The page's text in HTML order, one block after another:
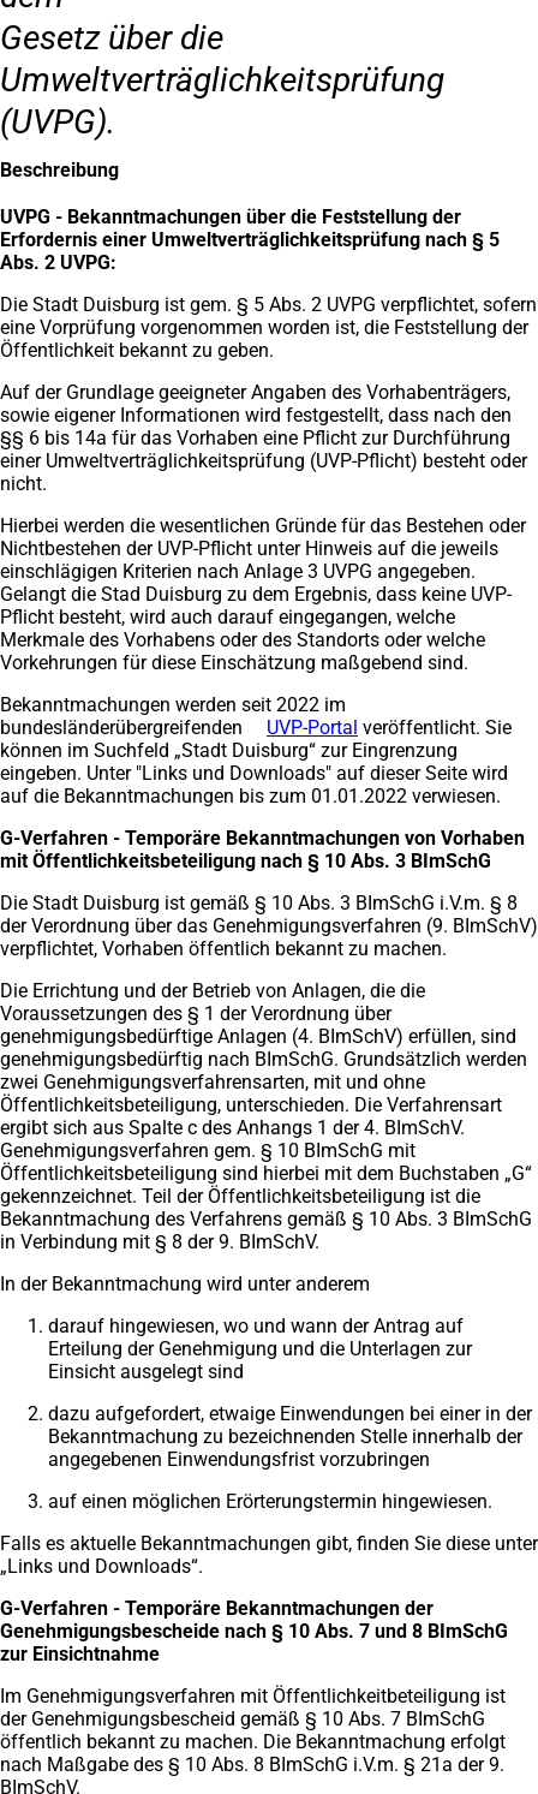
Gesetz über die
Umweltverträglichkeitsprüfung
(UVPG).
Beschreibung
UVPG - Bekanntmachungen über die Feststellung der
Erfordernis einer Umweltverträglichkeitsprüfung nach § 5
Abs. 2 UVPG:
Die Stadt Duisburg ist gem. § 5 Abs. 2 UVPG verpflichtet, sofern
eine Vorprüfung vorgenommen worden ist, die Feststellung der
Öffentlichkeit bekannt zu geben.
Auf der Grundlage geeigneter Angaben des Vorhabenträgers,
sowie eigener Informationen wird festgestellt, dass nach den
§§ 6 bis 14a für das Vorhaben eine Pflicht zur Durchführung
einer Umweltverträglichkeitsprüfung (UVP-Pflicht) besteht oder
nicht.
Hierbei werden die wesentlichen Gründe für das Bestehen oder
Nichtbestehen der UVP-Pflicht unter Hinweis auf die jeweils
einschlägigen Kriterien nach Anlage 3 UVPG angegeben.
Gelangt die Stad Duisburg zu dem Ergebnis, dass keine UVP-
Pflicht besteht, wird auch darauf eingegangen, welche
Merkmale des Vorhabens oder des Standorts oder welche
Vorkehrungen für diese Einschätzung maßgebend sind.
Bekanntmachungen werden seit 2022 im
bundesländerübergreifenden
UVP-Portal (Öffnet
in
einem
neuen
veröffentlicht. Sie
können im Suchfeld „Stadt Duisburg“ zur Eingrenzung
eingeben. Unter "Links und Downloads" auf dieser Seite wird
auf die Bekanntmachungen bis zum 01.01.2022 verwiesen.
G-Verfahren - Temporäre Bekanntmachungen von Vorhaben
mit Öffentlichkeitsbeteiligung nach § 10 Abs. 3 BImSchG
Die Stadt Duisburg ist gemäß § 10 Abs. 3 BImSchG i.V.m. § 8
der Verordnung über das Genehmigungsverfahren (9. BImSchV)
verpflichtet, Vorhaben öffentlich bekannt zu machen.
Die Errichtung und der Betrieb von Anlagen, die die
Voraussetzungen des § 1 der Verordnung über
genehmigungsbedürftige Anlagen (4. BImSchV) erfüllen, sind
genehmigungsbedürftig nach BImSchG. Grundsätzlich werden
zwei Genehmigungsverfahrensarten, mit und ohne
Öffentlichkeitsbeteiligung, unterschieden. Die Verfahrensart
ergibt sich aus Spalte c des Anhangs 1 der 4. BImSchV.
Genehmigungsverfahren gem. § 10 BImSchG mit
Öffentlichkeitsbeteiligung sind hierbei mit dem Buchstaben „G“
gekennzeichnet. Teil der Öffentlichkeitsbeteiligung ist die
Bekanntmachung des Verfahrens gemäß § 10 Abs. 3 BImSchG
in Verbindung mit § 8 der 9. BImSchV.
In der Bekanntmachung wird unter anderem
darauf hingewiesen, wo und wann der Antrag auf
Erteilung der Genehmigung und die Unterlagen zur
Einsicht ausgelegt sind
dazu aufgefordert, etwaige Einwendungen bei einer in der
Bekanntmachung zu bezeichnenden Stelle innerhalb der
angegebenen Einwendungsfrist vorzubringen
auf einen möglichen Erörterungstermin hingewiesen.
Falls es aktuelle Bekanntmachungen gibt, finden Sie diese unter
„Links und Downloads“.
G-Verfahren - Temporäre Bekanntmachungen der
Genehmigungsbescheide nach § 10 Abs. 7 und 8 BImSchG
zur Einsichtnahme
Im Genehmigungsverfahren mit Öffentlichkeitbeteiligung ist
der Genehmigungsbescheid gemäß § 10 Abs. 7 BImSchG
öffentlich bekannt zu machen. Die Bekanntmachung erfolgt
nach Maßgabe des § 10 Abs. 8 BImSchG i.V.m. § 21a der 9.
BImSchV.